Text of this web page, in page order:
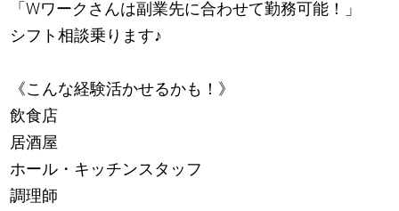
「Wワークさんは副業先に合わせて勤務可能！」
シフト相談乗ります♪
《こんな経験活かせるかも！》
飲食店
居酒屋
ホール・キッチンスタッフ
調理師